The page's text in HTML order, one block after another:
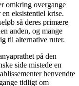
omkring overgange
eksistentiel krise.
så deres primære
anden, og mange
til alternative ruter.
på den
side mistede en
henvendte
tidligt om